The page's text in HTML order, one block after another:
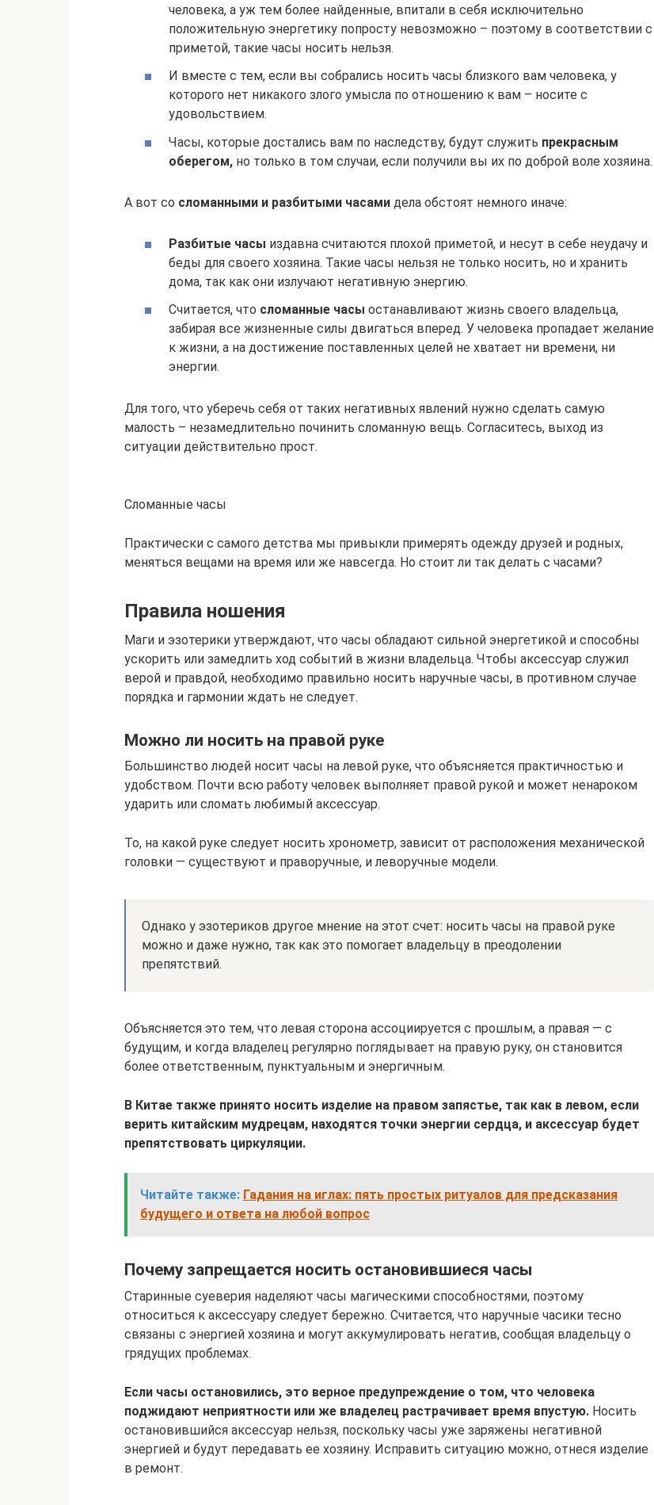
человека, а уж тем более найденные, впитали в себя исключительно
положительную энергетику попросту невозможно – поэтому в соответствии с
приметой, такие часы носить нельзя.
И вместе с тем, если вы собрались носить часы близкого вам человека, у
которого нет никакого злого умысла по отношению к вам – носите с
удовольствием.
Часы, которые достались вам по наследству, будут служить прекрасным
оберегом, но только в том случаи, если получили вы их по доброй воле хозяина.
А вот со сломанными и разбитыми часами дела обстоят немного иначе:
Разбитые часы издавна считаются плохой приметой, и несут в себе неудачу и
беды для своего хозяина. Такие часы нельзя не только носить, но и хранить
дома, так как они излучают негативную энергию.
Считается, что сломанные часы останавливают жизнь своего владельца,
забирая все жизненные силы двигаться вперед. У человека пропадает желание
к жизни, а на достижение поставленных целей не хватает ни времени, ни
энергии.
Для того, что уберечь себя от таких негативных явлений нужно сделать самую
малость – незамедлительно починить сломанную вещь. Согласитесь, выход из
ситуации действительно прост.
Сломанные часы
Практически с самого детства мы привыкли примерять одежду друзей и родных,
меняться вещами на время или же навсегда. Но стоит ли так делать с часами?
Правила ношения
Маги и эзотерики утверждают, что часы обладают сильной энергетикой и способны
ускорить или замедлить ход событий в жизни владельца. Чтобы аксессуар служил
верой и правдой, необходимо правильно носить наручные часы, в противном случае
порядка и гармонии ждать не следует.
Можно ли носить на правой руке
Большинство людей носит часы на левой руке, что объясняется практичностью и
удобством. Почти всю работу человек выполняет правой рукой и может ненароком
ударить или сломать любимый аксессуар.
То, на какой руке следует носить хронометр, зависит от расположения механической
головки — существуют и праворучные, и леворучные модели.
Однако у эзотериков другое мнение на этот счет: носить часы на правой руке
можно и даже нужно, так как это помогает владельцу в преодолении
препятствий.
Объясняется это тем, что левая сторона ассоциируется с прошлым, а правая — с
будущим, и когда владелец регулярно поглядывает на правую руку, он становится
более ответственным, пунктуальным и энергичным.
В Китае также принято носить изделие на правом запястье, так как в левом, если
верить китайским мудрецам, находятся точки энергии сердца, и аксессуар будет
препятствовать циркуляции.
Читайте также: Гадания на иглах: пять простых ритуалов для предсказания
будущего и ответа на любой вопрос
Почему запрещается носить остановившиеся часы
Старинные суеверия наделяют часы магическими способностями, поэтому
относиться к аксессуару следует бережно. Считается, что наручные часики тесно
связаны с энергией хозяина и могут аккумулировать негатив, сообщая владельцу о
грядущих проблемах.
Если часы остановились, это верное предупреждение о том, что человека
поджидают неприятности или же владелец растрачивает время впустую. Носить
остановившийся аксессуар нельзя, поскольку часы уже заряжены негативной
энергией и будут передавать ее хозяину. Исправить ситуацию можно, отнеся изделие
в ремонт.